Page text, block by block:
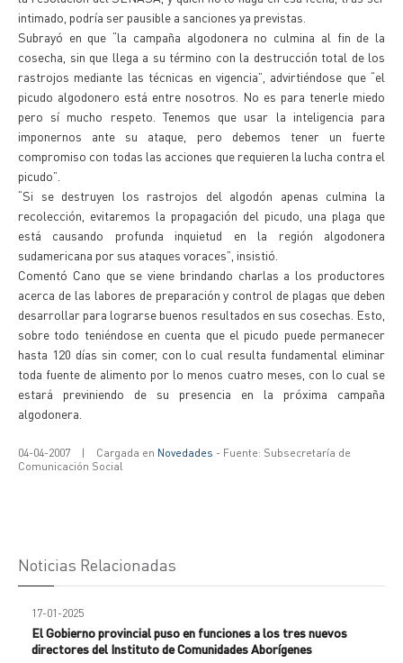
intimado, podría ser pausible a sanciones ya previstas.
Subrayó en que “la campaña algodonera no culmina al fin de la
cosecha, sin que llega a su término con la destrucción total de los
rastrojos mediante las técnicas en vigencia”, advirtiéndose que “el
picudo algodonero está entre nosotros. No es para tenerle miedo
pero sí mucho respeto. Tenemos que usar la inteligencia para
imponernos ante su ataque, pero debemos tener un fuerte
compromiso con todas las acciones que requieren la lucha contra el
picudo”.
“Si se destruyen los rastrojos del algodón apenas culmina la
recolección, evitaremos la propagación del picudo, una plaga que
está causando profunda inquietud en la región algodonera
sudamericana por sus ataques voraces”, insistió.
Comentó Cano que se viene brindando charlas a los productores
acerca de las labores de preparación y control de plagas que deben
desarrollar para lograrse buenos resultados en sus cosechas. Esto,
sobre todo teniéndose en cuenta que el picudo puede permanecer
hasta 120 días sin comer, con lo cual resulta fundamental eliminar
toda fuente de alimento por lo menos cuatro meses, con lo cual se
estará previniendo de su presencia en la próxima campaña
algodonera.
04-04-2007 | Cargada en Novedades - Fuente: Subsecretaría de
Comunicación Social
Noticias Relacionadas
17-01-2025
El Gobierno provincial puso en funciones a los tres nuevos
directores del Instituto de Comunidades Aborígenes